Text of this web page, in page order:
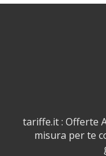
tariffe.it : Offerte
misura per te